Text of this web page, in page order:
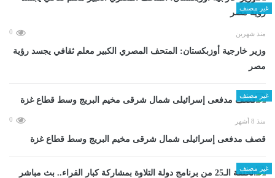
غير مصنف
منذ شهرين 0
وزير خارجية أوزبكستان: المتحف المصري الكبير معلم ثقافي يجسد رؤية
مصر
غير مصنف
منذ 8 أشهر 0
قصف مدفعى إسرائيلى شمال شرقى مخيم البريج وسط قطاع غزة
غير مصنف